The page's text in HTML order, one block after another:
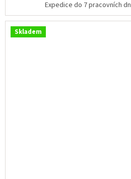
Expedice do 7 pracovních
Skladem